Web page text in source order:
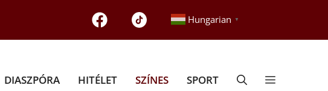
Hungarian ▼
DIASZPÓRA HITÉLET SZÍNES SPORT